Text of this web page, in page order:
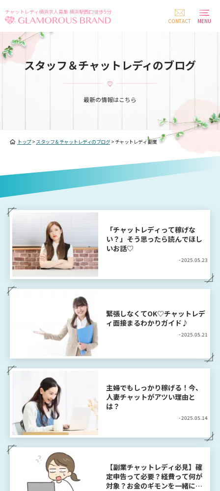
チャットレディ横浜求人募集 横浜駅西口徒歩5分
CONTACT
MENU
スタッフ＆チャットレディのブログ
最新の情報はこちら
トップ> スタッフ＆チャットレディのブログ> チャットレディ 副業
「チャットレディって稼げな
い？」そう思ったら読んでほし
いお話♡
- 2025.05.23
緊張しなくてOK♡チャットレデ
ィ面接まるわかりガイド♪
- 2025.05.21
主婦でもしっかり稼げる！今、
人妻チャットがアツい理由と
は？
- 2025.05.14
【副業チャットレディ必見】確
定申告って必要？経費って何が
対象？お金のギモンを一緒に解